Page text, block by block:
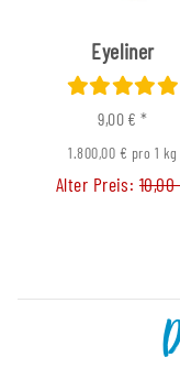
Eyeliner
9,00 €*
1.800,00 € pro 1 kg
Alter Preis: